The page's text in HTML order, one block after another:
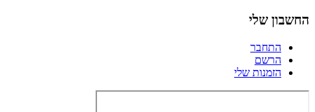
החשבון שלי
התחבר
הרשם
הזמנות שלי